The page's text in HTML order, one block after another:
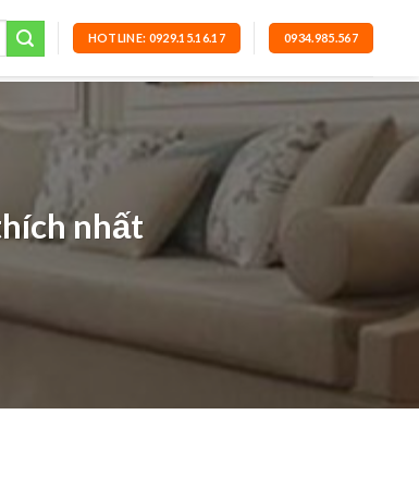
HOTLINE: 0929.15.16.17 0934.985.567
nhất